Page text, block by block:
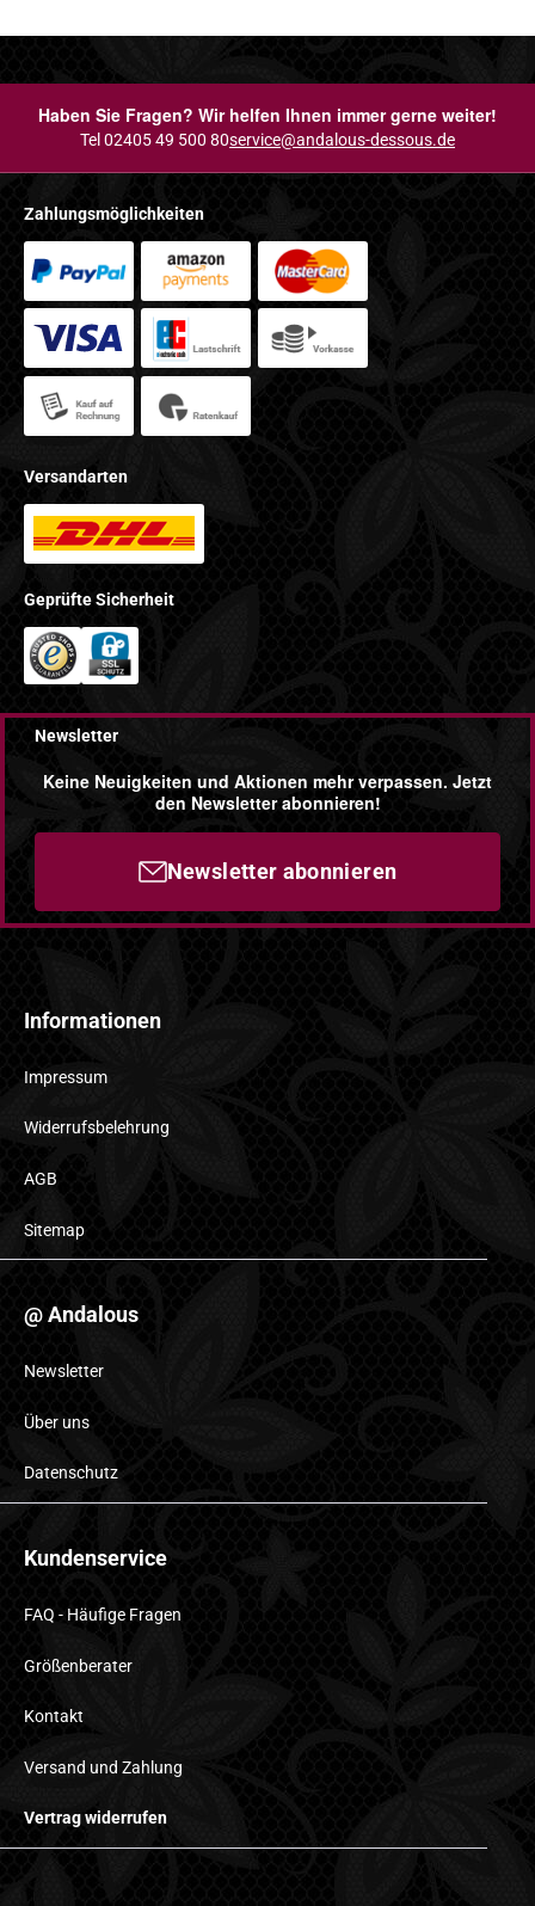
Haben Sie Fragen? Wir helfen Ihnen immer gerne weiter!
Tel 02405 49 500 80service@andalous-dessous.de
Zahlungsmöglichkeiten
Versandarten
Geprüfte Sicherheit
Newsletter
Keine Neuigkeiten und Aktionen mehr verpassen. Jetzt
den Newsletter abonnieren!
Newsletter abonnieren
Informationen
Impressum
Widerrufsbelehrung
AGB
Sitemap
@ Andalous
Newsletter
Über uns
Datenschutz
Kundenservice
FAQ - Häufige Fragen
Größenberater
Kontakt
Versand und Zahlung
Vertrag widerrufen